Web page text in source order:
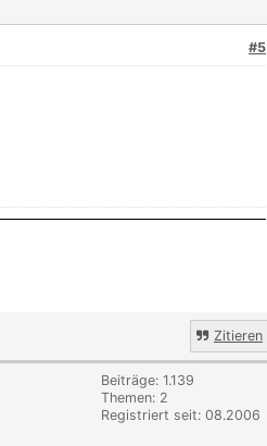
#5
Zitieren
Beiträge: 1.139
Themen: 2
Registriert seit: 08.2006